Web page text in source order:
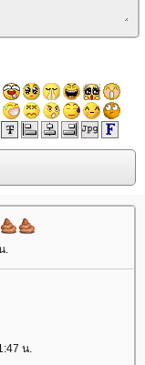
.
น.